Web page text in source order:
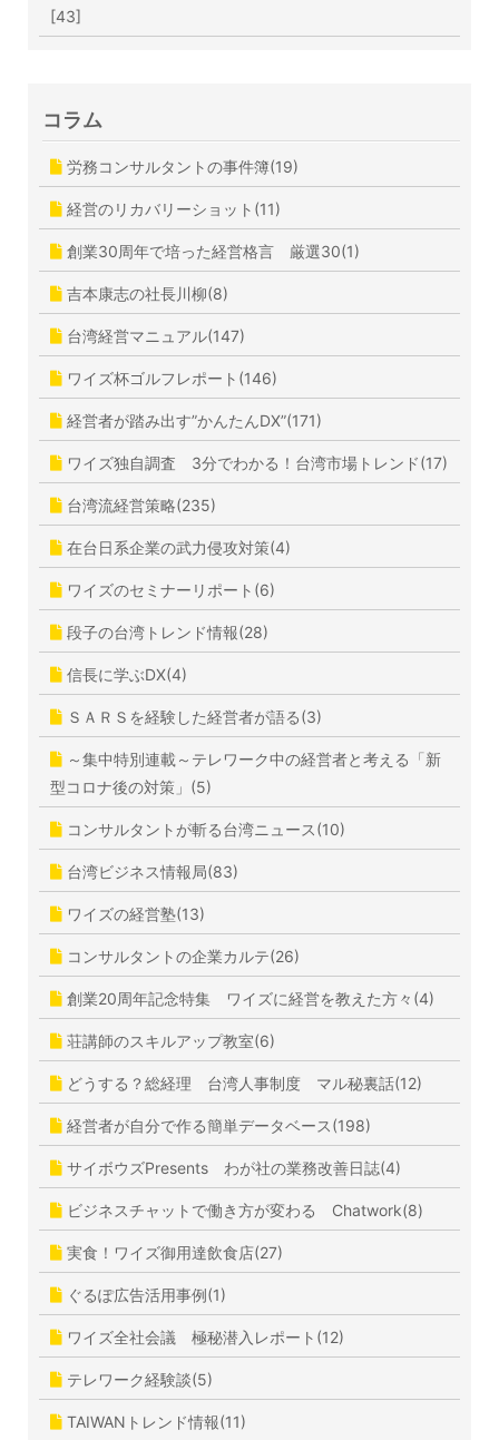
[43]
コラム
労務コンサルタントの事件簿(19)
経営のリカバリーショット(11)
創業30周年で培った経営格言 厳選30(1)
吉本康志の社長川柳(8)
台湾経営マニュアル(147)
ワイズ杯ゴルフレポート(146)
経営者が踏み出す”かんたんDX”(171)
ワイズ独自調査 3分でわかる！台湾市場トレンド(17)
台湾流経営策略(235)
在台日系企業の武力侵攻対策(4)
ワイズのセミナーリポート(6)
段子の台湾トレンド情報(28)
信長に学ぶDX(4)
ＳＡＲＳを経験した経営者が語る(3)
～集中特別連載～テレワーク中の経営者と考える「新
型コロナ後の対策」(5)
コンサルタントが斬る台湾ニュース(10)
台湾ビジネス情報局(83)
ワイズの経営塾(13)
コンサルタントの企業カルテ(26)
創業20周年記念特集 ワイズに経営を教えた方々(4)
荘講師のスキルアップ教室(6)
どうする？総経理 台湾人事制度 マル秘裏話(12)
経営者が自分で作る簡単データベース(198)
サイボウズPresents わが社の業務改善日誌(4)
ビジネスチャットで働き方が変わる Chatwork(8)
実食！ワイズ御用達飲食店(27)
ぐるぽ広告活用事例(1)
ワイズ全社会議 極秘潜入レポート(12)
テレワーク経験談(5)
TAIWANトレンド情報(11)